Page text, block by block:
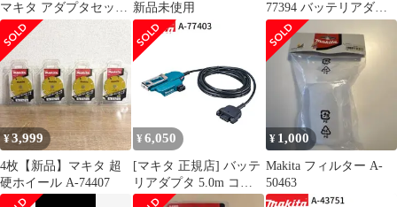
マキタ アダプタセット
品 A-69076 18V×2
新品未使用
77394 バッテリアダプ
タ 1.6m
¥3,999
4枚【新品】マキタ 超
硬ホイール A-74407
¥ 6,050
[マキタ 正規店] バッテ
リアダプタ 5.0m コネ
クタ式 A-77403 makita
¥ 1,000
Makita フィルター A-
50463